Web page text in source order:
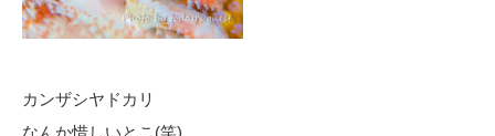
カンザシヤドカリ
なんか惜しいとこ(笑)